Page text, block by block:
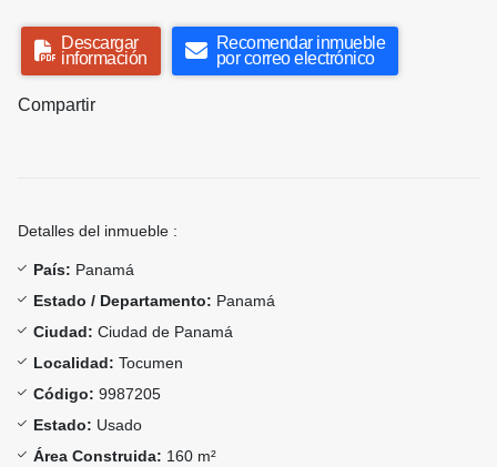
Descargar
información
Recomendar inmueble
por correo electrónico
Compartir
Detalles del inmueble :
País: Panamá
Estado / Departamento: Panamá
Ciudad: Ciudad de Panamá
Localidad: Tocumen
Código: 9987205
Estado: Usado
Área Construida: 160 m²